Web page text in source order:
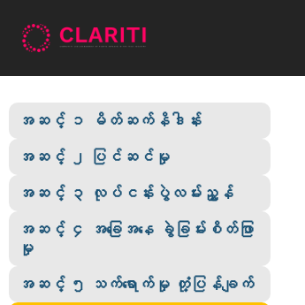
အဆင့် ၁ မိတ်ဆက်နိဒါန်း
အဆင့် ၂ ပြင်ဆင်မှု
အဆင့် ၃ လုပ်ငန်းပွဲလမ်းညွှန်
အဆင့် ၄ အခြေအနေ ခွဲခြမ်းစိတ်ဖြာ
မှု
အဆင့် ၅ သက်ရောက်မှု တုံ့ပြန်ချက်
အဆင့် ၂ ပြင်ဆင်မှု
အဆင့် ၃ လုပ်ငန်းပွဲလမ်းညွှန်
အဆင့် ၄ အခြေအနေ ခွဲခြမ်းစိတ်ဖြာ
မှု
အဆင့် ၅ သက်ရောက်မှု တုံ့ပြန်ချက်
အဆင့် ၆ အကြံပြုချက်များ